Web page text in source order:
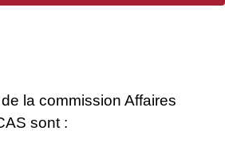
la commission Affaires
sont :